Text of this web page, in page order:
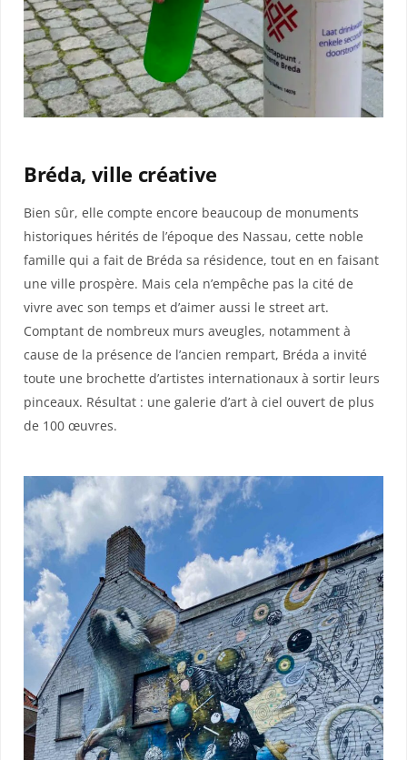
Bréda, ville créative
Bien sûr, elle compte encore beaucoup de monuments
historiques hérités de l’époque des Nassau, cette noble
famille qui a fait de Bréda sa résidence, tout en en faisant
une ville prospère. Mais cela n’empêche pas la cité de
vivre avec son temps et d’aimer aussi le street art.
Comptant de nombreux murs aveugles, notamment à
cause de la présence de l’ancien rempart, Bréda a invité
toute une brochette d’artistes internationaux à sortir leurs
pinceaux. Résultat : une galerie d’art à ciel ouvert de plus
de 100 œuvres.